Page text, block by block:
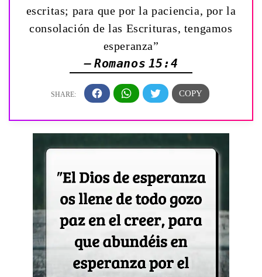
escritas; para que por la paciencia, por la
consolación de las Escrituras, tengamos
esperanza”
— Romanos 15:4